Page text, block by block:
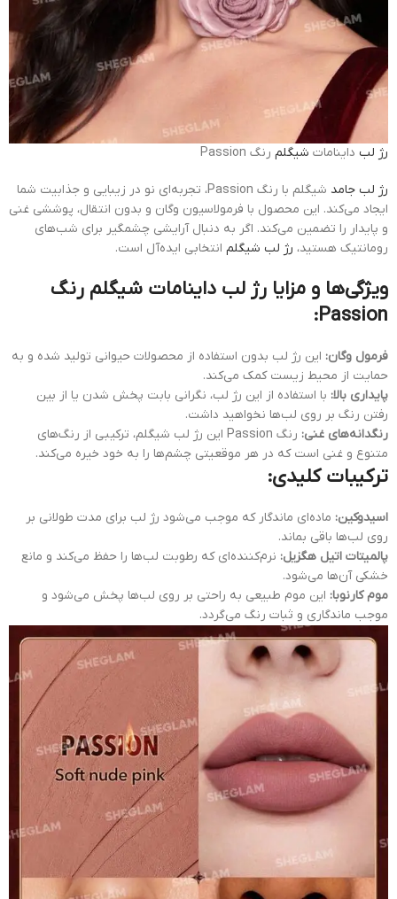
رژ لب داینامات شیگلم رنگ Passion
رژ لب جامد
شیگلم با رنگ Passion، تجربه‌ای نو در زیبایی و جذابیت شما
ایجاد می‌کند. این محصول با فرمولاسیون وگان و بدون انتقال، پوششی غنی
و پایدار را تضمین می‌کند. اگر به دنبال آرایشی چشمگیر برای شب‌های
رومانتیک هستید، رژ لب شیگلم انتخابی ایده‌آل است.
ویژگی‌ها و مزایا رژ لب داینامات شیگلم رنگ
Passion:
فرمول وگان: این رژ لب بدون استفاده از محصولات حیوانی تولید شده و به
حمایت از محیط زیست کمک می‌کند.
پایداری بالا: با استفاده از این رژ لب، نگرانی بابت پخش شدن یا از بین
رفتن رنگ بر روی لب‌ها نخواهید داشت.
رنگدانه‌های غنی:
رنگ Passion این رژ لب شیگلم، ترکیبی از رنگ‌های
متنوع و غنی است که در هر موقعیتی چشم‌ها را به خود خیره می‌کند.
ترکیبات کلیدی:
اسیدوکین: ماده‌ای ماندگار که موجب می‌شود رژ لب برای مدت طولانی بر
روی لب‌ها باقی بماند.
پالمیتات اتیل هگزیل: نرم‌کننده‌ای که رطوبت لب‌ها را حفظ می‌کند و مانع
خشکی آن‌ها می‌شود.
موم کارنوبا: این موم طبیعی به راحتی بر روی لب‌ها پخش می‌شود و
موجب ماندگاری و ثبات رنگ می‌گردد.